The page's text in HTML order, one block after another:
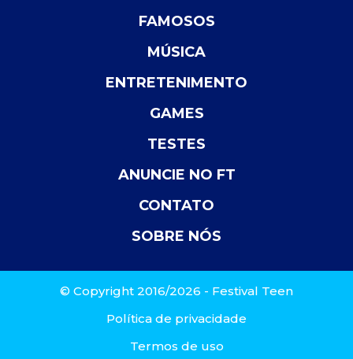
FAMOSOS
MÚSICA
ENTRETENIMENTO
GAMES
TESTES
ANUNCIE NO FT
CONTATO
SOBRE NÓS
© Copyright 2016/2026 - Festival Teen
Política de privacidade
Termos de uso